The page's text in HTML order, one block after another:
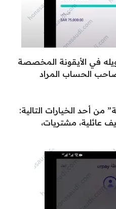
في الأيقونة المخصصة
الحساب المراد
من أحد الخيارات التالية:
عائلية، مشتريات،